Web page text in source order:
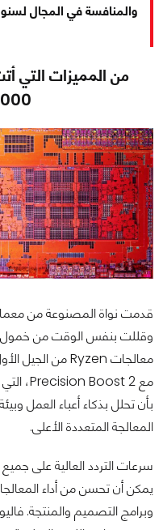
والمنافسة في المجال
من المميزات التي
وقللت بنفس الوقت من خمول
بأن تحلل بذكاء أعباء العمل
المعالجة المتعددة الأعلى.
يمكن أن تحسن من أداء
وبرامج التصميم والمنتجة.